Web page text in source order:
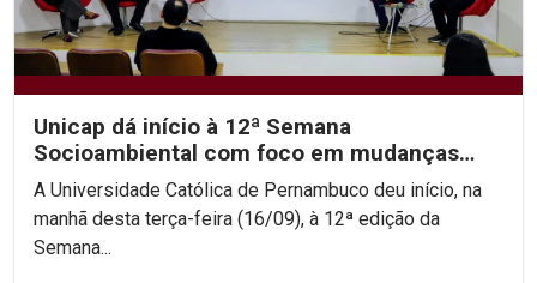
Unicap dá início à 12ª Semana
Socioambiental com foco em mudanças
climáticas e justiça...
A Universidade Católica de Pernambuco deu início, na
manhã desta terça-feira (16/09), à 12ª edição da
Semana...